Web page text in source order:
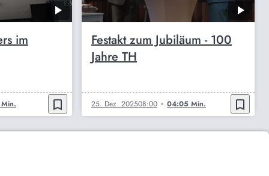
im
bookmark_border
Festakt zum Jubiläum - 100
Jahre TH
25. Dez. 202508:00 04:05 Min. bookmark_border